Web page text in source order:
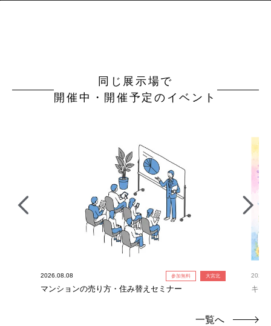
同じ展示場で
開催中・開催予定のイベント
2026.08.08 参加無料 大宮北
マンションの売り方・住み替えセミナー
キャ
一覧へ